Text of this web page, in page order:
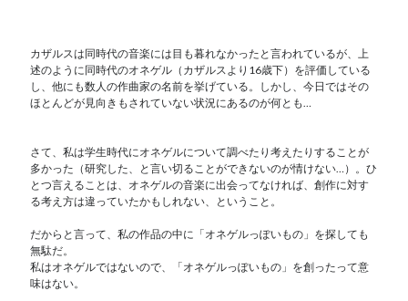
カザルスは同時代の音楽には目も暮れなかったと言われているが、上
述のように同時代のオネゲル（カザルスより16歳下）を評価している
し、他にも数人の作曲家の名前を挙げている。しかし、今日ではその
ほとんどが見向きもされていない状況にあるのが何とも…
さて、私は学生時代にオネゲルについて調べたり考えたりすることが
多かった（研究した、と言い切ることができないのが情けない…）。ひ
とつ言えることは、オネゲルの音楽に出会ってなければ、創作に対す
る考え方は違っていたかもしれない、ということ。
だからと言って、私の作品の中に「オネゲルっぽいもの」を探しても
無駄だ。
私はオネゲルではないので、「オネゲルっぽいもの」を創ったって意
味はない。